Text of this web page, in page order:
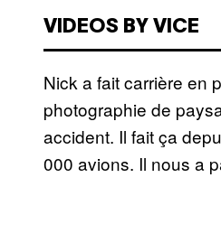
VIDEOS BY VICE
Nick a fait carrière en
photographie de
accident. Il fait ça
000 avions. Il nous a